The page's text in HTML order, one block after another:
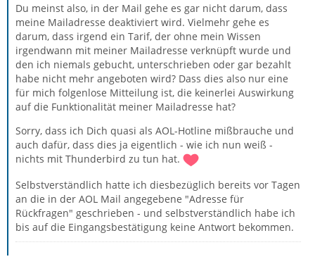
Du meinst also, in der Mail gehe es gar nicht darum, dass
meine Mailadresse deaktiviert wird. Vielmehr gehe es
darum, dass irgend ein Tarif, der ohne mein Wissen
irgendwann mit meiner Mailadresse verknüpft wurde und
den ich niemals gebucht, unterschrieben oder gar bezahlt
habe nicht mehr angeboten wird? Dass dies also nur eine
für mich folgenlose Mitteilung ist, die keinerlei Auswirkung
auf die Funktionalität meiner Mailadresse hat?
Sorry, dass ich Dich quasi als AOL-Hotline mißbrauche und
auch dafür, dass dies ja eigentlich - wie ich nun weiß -
nichts mit Thunderbird zu tun hat.
Selbstverständlich hatte ich diesbezüglich bereits vor Tagen
an die in der AOL Mail angegebene "Adresse für
Rückfragen" geschrieben - und selbstverständlich habe ich
bis auf die Eingangsbestätigung keine Antwort bekommen.